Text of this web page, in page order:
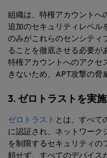
組織は、特権アカウントへ
追加のセキュリティレベル
のみがこれらのセンシティ
ることを徹底させる必要が
特権アカウントへのアクセ
きないため、APT攻撃の脅
3. ゼロトラストを実
ゼロトラスト とは、すべて
に認証され、ネットワーク
を制限するセキュリティの
頼せず、すべてのデバイス